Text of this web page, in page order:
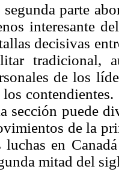
segunda parte
interesante
decisivas
tradicional,
de los
los
sección puede
de la
luchas en
mitad del